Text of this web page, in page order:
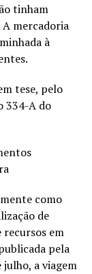
tinham
mercadoria
à
tese, pelo
334-A do
como
de
recursos em
pela
a viagem